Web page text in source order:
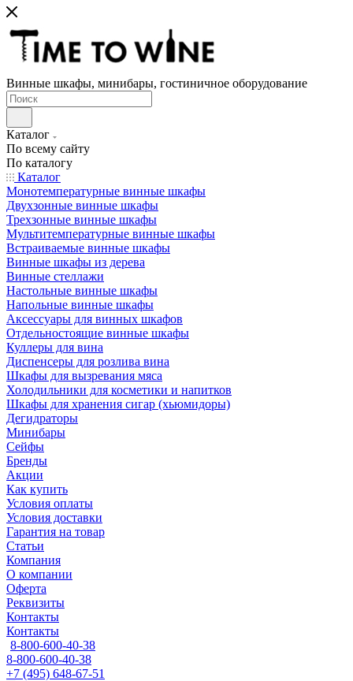
Винные шкафы, минибары, гостиничное оборудование
Каталог
По всему сайту
По каталогу
Каталог
Монотемпературные винные шкафы
Двухзонные винные шкафы
Трехзонные винные шкафы
Мультитемпературные винные шкафы
Встраиваемые винные шкафы
Винные шкафы из дерева
Винные стеллажи
Настольные винные шкафы
Напольные винные шкафы
Аксессуары для винных шкафов
Отдельностоящие винные шкафы
Куллеры для вина
Диспенсеры для розлива вина
Шкафы для вызревания мяса
Холодильники для косметики и напитков
Шкафы для хранения сигар (хьюмидоры)
Дегидраторы
Минибары
Сейфы
Бренды
Акции
Как купить
Условия оплаты
Условия доставки
Гарантия на товар
Статьи
Компания
О компании
Оферта
Реквизиты
Контакты
Контакты
8-800-600-40-38
8-800-600-40-38
+7 (495) 648-67-51